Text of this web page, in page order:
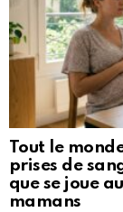
Tout le
prises de
que se joue
mamans